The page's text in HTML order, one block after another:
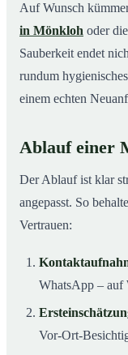
Auf Wunsch
in Mönkloh oder die
Sauberkeit endet
rundum
einem echten
Ablauf einer
Der Ablauf ist klar
angepasst. So
Vertrauen:
WhatsApp – auf
Vor-Ort-